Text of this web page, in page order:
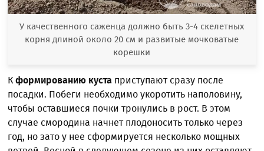
У качественного саженца должно быть 3-4 скелетных
корня длиной около 20 см и развитые мочковатые
корешки
Кформированию куста приступают сразу после
посадки. Побеги необходимо укоротить наполовину,
чтобы оставшиеся почки тронулись в рост. В этом
случае смородина начнет плодоносить только через
год, но зато у нее сформируется несколько мощных